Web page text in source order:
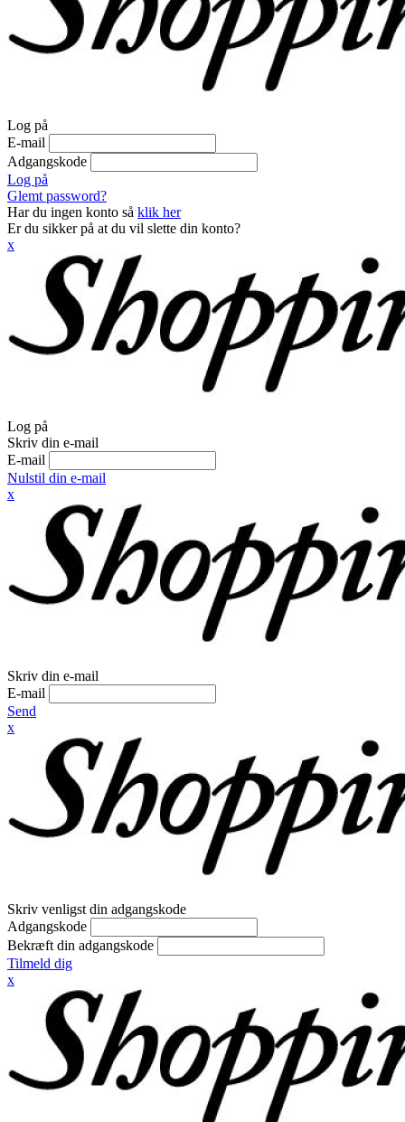
Log på
E-mail
Adgangskode
Log på
Glemt password?
Har du ingen konto så klik her
Er du sikker på at du vil slette din konto?
x
Log på
Skriv din e-mail
E-mail
Nulstil din e-mail
x
Skriv din e-mail
E-mail
Send
x
Skriv venligst din adgangskode
Adgangskode
Bekræft din adgangskode
Tilmeld dig
x